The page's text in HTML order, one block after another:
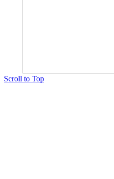
Scroll to Top